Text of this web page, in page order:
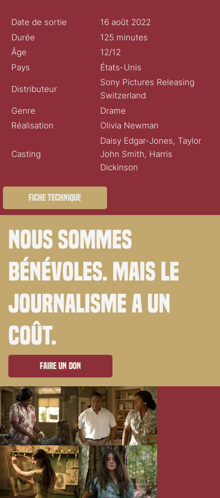
Date de sortie
16 août 2022
Durée
125 minutes
Âge
12/12
Pays
États-Unis
Distributeur
Sony Pictures Releasing
Switzerland
Genre
Drame
Réalisation
Olivia Newman
Casting
Daisy Edgar-Jones, Taylor
John Smith, Harris
Dickinson
Fiche technique
Nous sommes
bénévoles. Mais le
journalisme a un
coût.
Faire un don